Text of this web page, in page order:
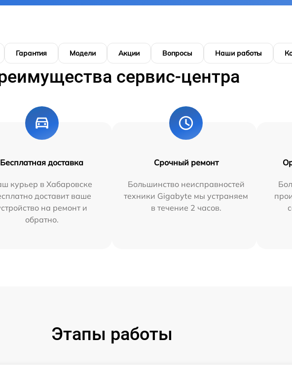
Гарантия Модели Акции Вопросы Наши работы
сервис-центра
Бесплатная доставка
курьер в Хабаровске
доставит ваше
на ремонт и
обратно.
Срочный ремонт
Большинство неисправностей
техники Gigabyte мы устраняем
в течение 2 часов.
Этапы работы